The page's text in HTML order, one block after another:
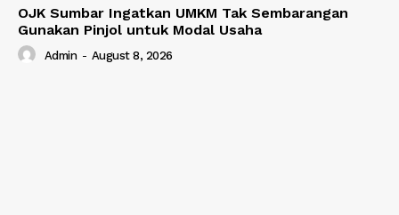
OJK Sumbar Ingatkan UMKM Tak Sembarangan
Gunakan Pinjol untuk Modal Usaha
Admin - August 8, 2026